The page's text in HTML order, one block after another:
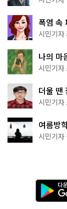
폭염 속
무 명소
시민기자
나의 마
상작 공
시민기자
더울 땐
·무더위
시민기자
여름방
추천
시민기자